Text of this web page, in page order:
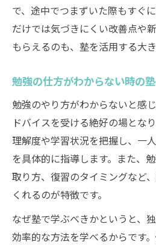
で、途中でつまずいた際もすぐ
だけでは気づきにくい改善点や
もらえるのも、塾を活用する大
勉強の仕方がわからない時の
勉強のやり方がわからないと感
ドバイスを受ける絶好の場とな
理解度や学習状況を把握し、一
を具体的に指導します。また、
取り方、復習のタイミングなど
くれるのが特徴です。
なぜ塾で学ぶべきかというと、
効率的な方法を学べるからです